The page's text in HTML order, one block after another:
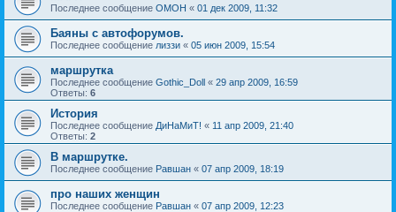
Последнее сообщение OMOH « 01 дек 2009, 11:32
Баяны с автофорумов.
Последнее сообщение лиззи « 05 июн 2009, 15:54
маршрутка
Последнее сообщение Gothic_Doll « 29 апр 2009, 16:59
Ответы: 6
История
Последнее сообщение ДиНаМиТ! « 11 апр 2009, 21:40
Ответы: 2
В маршрутке.
Последнее сообщение Равшан « 07 апр 2009, 18:19
про наших женщин
Последнее сообщение Равшан « 07 апр 2009, 12:23